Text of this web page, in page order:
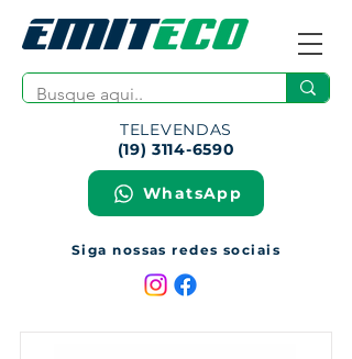
TELEVENDAS
(19) 3114-6590
WhatsApp
Siga nossas redes sociais